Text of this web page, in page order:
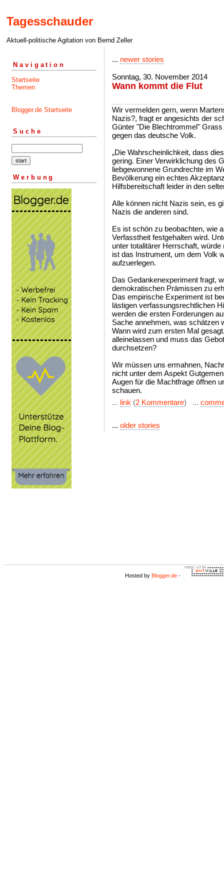
Tagesschauder
Aktuell-politische Agitation von Bernd Zeller
Navigation
Startseite
Themen
Blogger.de Startseite
Suche
Werbung
... newer stories
Sonntag, 30. November 2014
Wann kommt die Flut
Wir vermelden gern, wenn
Nazis?, fragt er angesichts der
Günter "Die Blechtrommel" Grass
gegen das deutsche Volk.
„Die Wahrscheinlichkeit, dass
gering. Einer Verwirklichung des
liebgewonnene Grundrechte im
Bevölkerung ein echtes
Hilfsbereitschaft leider in den
Alle können nicht Nazis sein, es
Nazis die anderen sind.
Es ist schön zu beobachten, wie
Verfasstheit festgehalten wird.
unter totalitärer Herrschaft,
ist das Instrument, um dem Volk
aufzuerlegen.
Das Gedankenexperiment fragt,
demokratischen Prämissen zu
Das empirische Experiment ist
lästigen verfassungsrechtlichen
werden die ersten Forderungen
Sache annehmen, was schätzen
Wann wird zum ersten Mal
alleinelassen und muss das
durchsetzen?
Wir müssen uns ermahnen,
nicht unter dem Aspekt
Augen für die Machtfrage öffnen
schauen.
... link (2 Kommentare) ...
... older stories
Hosted by Blogger.de -